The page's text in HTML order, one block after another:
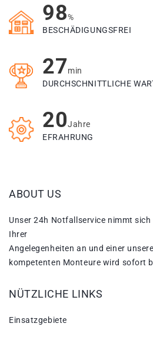
98%
BESCHÄDIGUNGSFREI
27min
DURCHSCHNITTLICHE
20Jahre
EFRAHRUNG
ABOUT US
Unser 24h Notfallservice nimmt sich
Ihrer
Angelegenheiten an und einer
kompetenten Monteure wird sofort
NÜTZLICHE LINKS
Einsatzgebiete